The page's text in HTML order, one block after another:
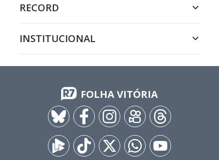
RECORD
INSTITUCIONAL
FOLHA VITÓRIA